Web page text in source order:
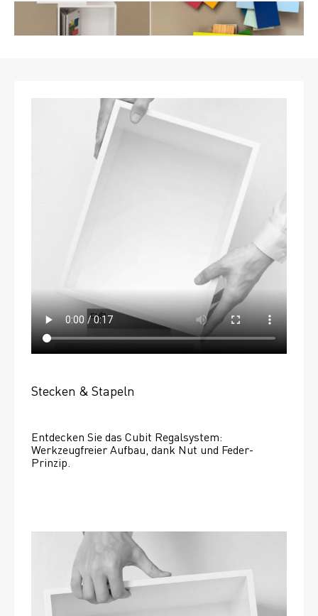
Stecken & Stapeln
Entdecken Sie das Cubit Regalsystem:
Werkzeugfreier Aufbau, dank Nut und Feder-
Prinzip.